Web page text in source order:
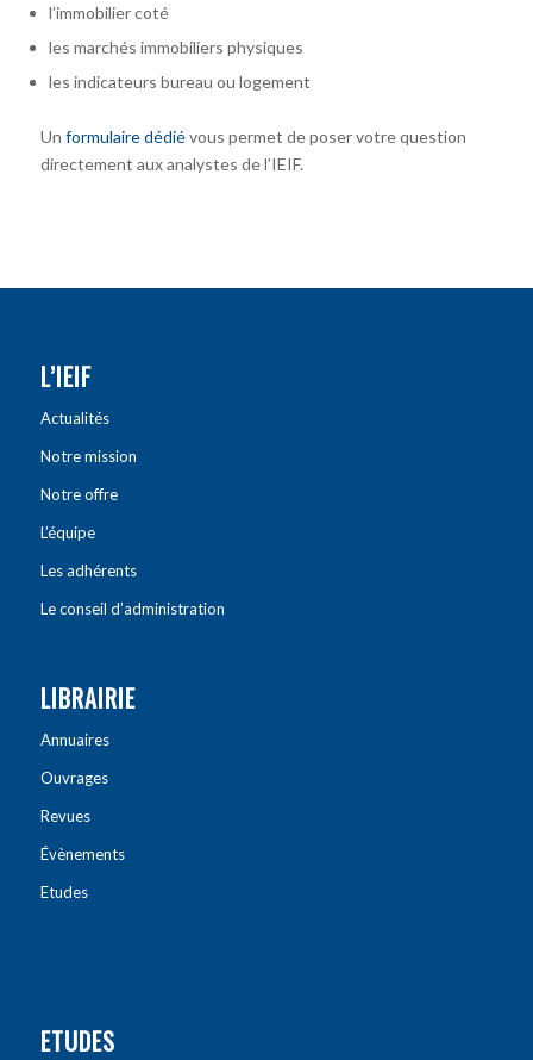
l’immobilier coté
les marchés immobiliers physiques
les indicateurs bureau ou logement
Un formulaire dédiévous permet de poser votre question
directement aux analystes de l’IEIF.
L’IEIF
Actualités
Notre mission
Notre offre
L’équipe
Les adhérents
Le conseil d’administration
LIBRAIRIE
Annuaires
Ouvrages
Revues
Évènements
Etudes
ETUDES